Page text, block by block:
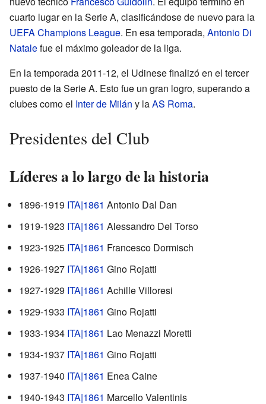
cuarto lugar en la Serie A, clasificándose de nuevo para la
UEFA Champions League. En esa temporada, Antonio Di
Natalefue el máximo goleador de la liga.
En la temporada 2011-12, el Udinese finalizó en el tercer
puesto de la Serie A. Esto fue un gran logro, superando a
clubes como el Inter de Milán y laAS Roma.
Presidentes del Club
Líderes a lo largo de la historia
1896-1919 ITA|1861 Antonio Dal Dan
1919-1923 ITA|1861 Alessandro Del Torso
1923-1925 ITA|1861 Francesco Dormisch
1926-1927 ITA|1861 Gino Rojatti
1927-1929 ITA|1861 Achille Villoresi
1929-1933 ITA|1861 Gino Rojatti
1933-1934 ITA|1861 Lao Menazzi Moretti
1934-1937 ITA|1861 Gino Rojatti
1937-1940 ITA|1861 Enea Caine
1940-1943 ITA|1861 Marcello Valentinis